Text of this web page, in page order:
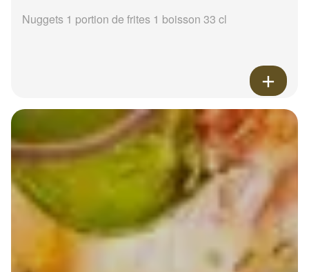
Nuggets 1 portion de frites 1 boisson 33 cl